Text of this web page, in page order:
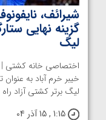
گزینه نهایی
لیگ
اختصاصی خانه کشتی |
خیبر خرم آباد به
لیگ برتر کشتی آزاد
1:15 , 15 آذر 04